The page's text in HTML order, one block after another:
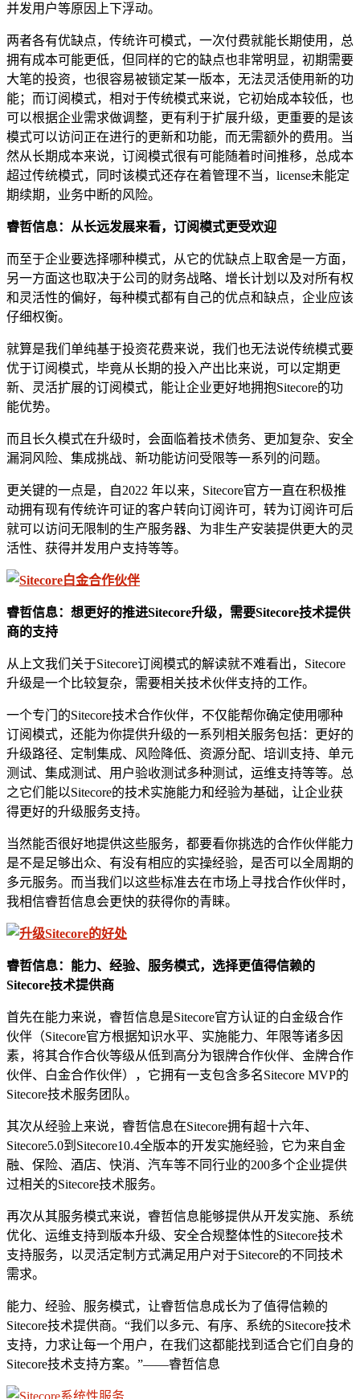
并发用户等原因上下浮动。
两者各有优缺点，传统许可模式，一次付费就能长期使用，总
拥有成本可能更低，但同样的它的缺点也非常明显，初期需要
大笔的投资，也很容易被锁定某一版本，无法灵活使用新的功
能；而订阅模式，相对于传统模式来说，它初始成本较低，也
可以根据企业需求做调整，更有利于扩展升级，更重要的是该
模式可以访问正在进行的更新和功能，而无需额外的费用。当
然从长期成本来说，订阅模式很有可能随着时间推移，总成本
超过传统模式，同时该模式还存在着管理不当，license未能定
期续期，业务中断的风险。
睿哲信息：从长远发展来看，订阅模式更受欢迎
而至于企业要选择哪种模式，从它的优缺点上取舍是一方面，
另一方面这也取决于公司的财务战略、增长计划以及对所有权
和灵活性的偏好，每种模式都有自己的优点和缺点，企业应该
仔细权衡。
就算是我们单纯基于投资花费来说，我们也无法说传统模式要
优于订阅模式，毕竟从长期的投入产出比来说，可以定期更
新、灵活扩展的订阅模式，能让企业更好地拥抱Sitecore的功
能优势。
而且长久模式在升级时，会面临着技术债务、更加复杂、安全
漏洞风险、集成挑战、新功能访问受限等一系列的问题。
更关键的一点是，自2022 年以来，Sitecore官方一直在积极推
动拥有现有传统许可证的客户转向订阅许可，转为订阅许可后
就可以访问无限制的生产服务器、为非生产安装提供更大的灵
活性、获得并发用户支持等等。
睿哲信息：想更好的推进Sitecore升级，需要Sitecore技术提供
商的支持
从上文我们关于Sitecore订阅模式的解读就不难看出，Sitecore
升级是一个比较复杂，需要相关技术伙伴支持的工作。
一个专门的Sitecore技术合作伙伴，不仅能帮你确定使用哪种
订阅模式，还能为你提供升级的一系列相关服务包括：更好的
升级路径、定制集成、风险降低、资源分配、培训支持、单元
测试、集成测试、用户验收测试多种测试，运维支持等等。总
之它们能以Sitecore的技术实施能力和经验为基础，让企业获
得更好的升级服务支持。
当然能否很好地提供这些服务，都要看你挑选的合作伙伴能力
是不是足够出众、有没有相应的实操经验，是否可以全周期的
多元服务。而当我们以这些标准去在市场上寻找合作伙伴时，
我相信睿哲信息会更快的获得你的青睐。
睿哲信息：能力、经验、服务模式，选择更值得信赖的
Sitecore技术提供商
首先在能力来说，睿哲信息是Sitecore官方认证的白金级合作
伙伴（Sitecore官方根据知识水平、实施能力、年限等诸多因
素，将其合作合伙等级从低到高分为银牌合作伙伴、金牌合作
伙伴、白金合作伙伴），它拥有一支包含多名Sitecore MVP的
Sitecore技术服务团队。
其次从经验上来说，睿哲信息在Sitecore拥有超十六年、
Sitecore5.0到Sitecore10.4全版本的开发实施经验，它为来自金
融、保险、酒店、快消、汽车等不同行业的200多个企业提供
过相关的Sitecore技术服务。
再次从其服务模式来说，睿哲信息能够提供从开发实施、系统
优化、运维支持到版本升级、安全合规整体性的Sitecore技术
支持服务，以灵活定制方式满足用户对于Sitecore的不同技术
需求。
能力、经验、服务模式，让睿哲信息成长为了值得信赖的
Sitecore技术提供商。“我们以多元、有序、系统的Sitecore技术
支持，力求让每一个用户，在我们这都能找到适合它们自身的
Sitecore技术支持方案。”——睿哲信息